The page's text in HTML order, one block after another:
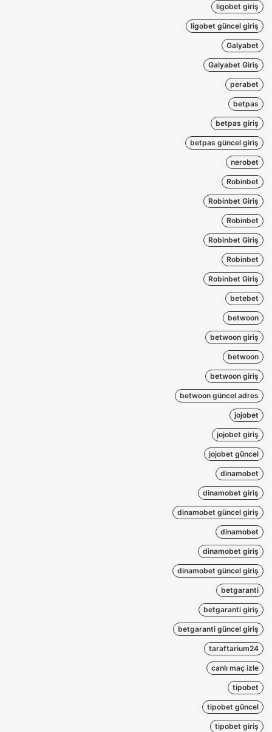
ligobet giriş
ligobet güncel giriş
Galyabet
Galyabet Giriş
perabet
betpas
betpas giriş
betpas güncel giriş
nerobet
Robinbet
Robinbet Giriş
Robinbet
Robinbet Giriş
Robinbet
Robinbet Giriş
betebet
betwoon
betwoon giriş
betwoon
betwoon giriş
betwoon güncel adres
jojobet
jojobet giriş
jojobet güncel
dinamobet
dinamobet giriş
dinamobet güncel giriş
dinamobet
dinamobet giriş
dinamobet güncel giriş
betgaranti
betgaranti giriş
betgaranti güncel giriş
taraftarium24
canlı maç izle
tipobet
tipobet güncel
tipobet giriş